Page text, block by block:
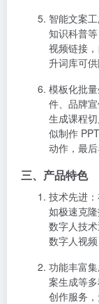
智能文案
知识科普
视频链接
升词库可
模板化批
件、品牌
生成课程
似制作
动作，最后
三、产品特色
技术先进
如极速克
数字人技
数字人视频
功能丰富
案生成等
创作服务